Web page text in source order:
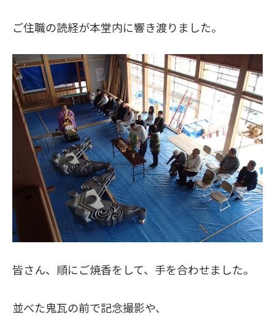
ご住職の読経が本堂内に響き渡りました。
皆さん、順にご焼香をして、手を合わせました。
並べた鬼瓦の前で記念撮影や、